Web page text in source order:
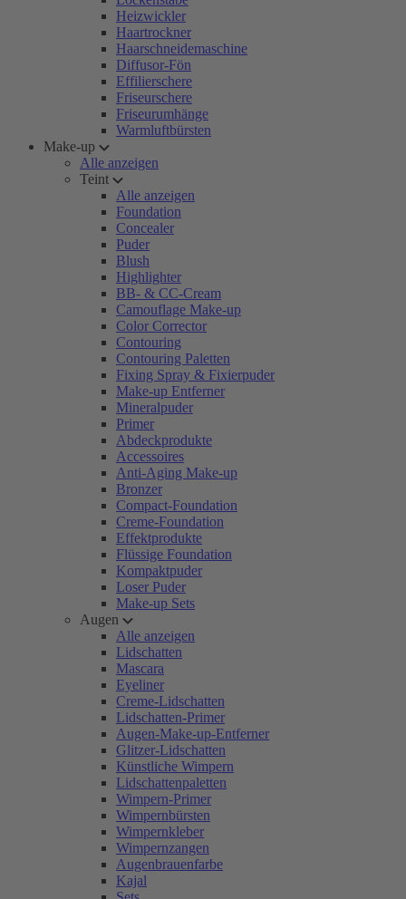
Heizwickler
Haartrockner
Haarschneidemaschine
Diffusor-Fön
Effilierschere
Friseurschere
Friseurumhänge
Warmluftbürsten
Make-up
Alle anzeigen
Teint
Alle anzeigen
Foundation
Concealer
Puder
Blush
Highlighter
BB- & CC-Cream
Camouflage Make-up
Color Corrector
Contouring
Contouring Paletten
Fixing Spray & Fixierpuder
Make-up Entferner
Mineralpuder
Primer
Abdeckprodukte
Accessoires
Anti-Aging Make-up
Bronzer
Compact-Foundation
Creme-Foundation
Effektprodukte
Flüssige Foundation
Kompaktpuder
Loser Puder
Make-up Sets
Augen
Alle anzeigen
Lidschatten
Mascara
Eyeliner
Creme-Lidschatten
Lidschatten-Primer
Augen-Make-up-Entferner
Glitzer-Lidschatten
Künstliche Wimpern
Lidschattenpaletten
Wimpern-Primer
Wimpernbürsten
Wimpernkleber
Wimpernzangen
Augenbrauenfarbe
Kajal